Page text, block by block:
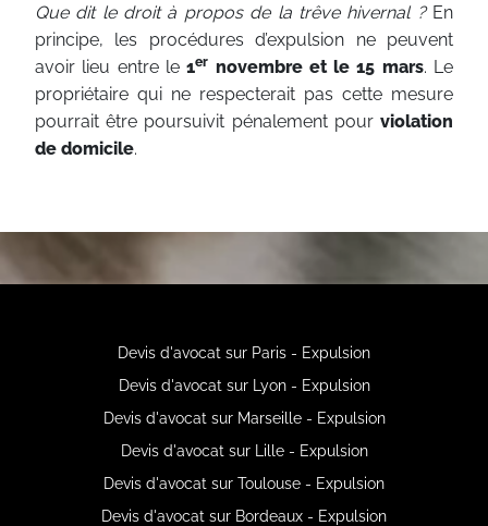
Que dit le droit à propos de la trêve hivernal ?En
principe, les procédures d’expulsion ne peuvent
avoir lieu entre le1er novembre et le 15 mars. Le
propriétaire qui ne respecterait pas cette mesure
pourrait être poursuivit pénalement pour violation
de domicile.
Devis d'avocat sur Paris - Expulsion
Devis d'avocat sur Lyon - Expulsion
Devis d'avocat sur Marseille - Expulsion
Devis d'avocat sur Lille - Expulsion
Devis d'avocat sur Toulouse - Expulsion
Devis d'avocat sur Bordeaux - Expulsion